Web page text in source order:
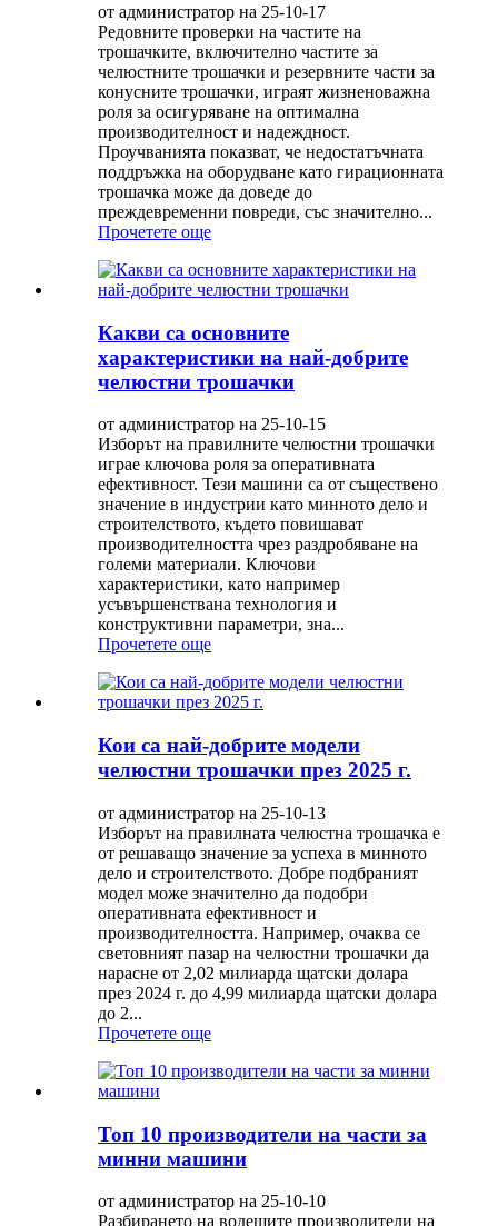
от администратор на 25-10-17
Редовните проверки на частите на
трошачките, включително частите за
челюстните трошачки и резервните части за
конусните трошачки, играят жизненоважна
роля за осигуряване на оптимална
производителност и надеждност.
Проучванията показват, че недостатъчната
поддръжка на оборудване като гирационната
трошачка може да доведе до
преждевременни повреди, със значително...
Прочетете още
Какви са основните
характеристики на най-добрите
челюстни трошачки
от администратор на 25-10-15
Изборът на правилните челюстни трошачки
играе ключова роля за оперативната
ефективност. Тези машини са от съществено
значение в индустрии като минното дело и
строителството, където повишават
производителността чрез раздробяване на
големи материали. Ключови
характеристики, като например
усъвършенствана технология и
конструктивни параметри, зна...
Прочетете още
Кои са най-добрите модели
челюстни трошачки през 2025 г.
от администратор на 25-10-13
Изборът на правилната челюстна трошачка е
от решаващо значение за успеха в минното
дело и строителството. Добре подбраният
модел може значително да подобри
оперативната ефективност и
производителността. Например, очаква се
световният пазар на челюстни трошачки да
нарасне от 2,02 милиарда щатски долара
през 2024 г. до 4,99 милиарда щатски долара
до 2...
Прочетете още
Топ 10 производители на части за
минни машини
от администратор на 25-10-10
Разбирането на водещите производители на